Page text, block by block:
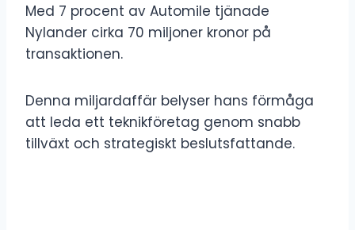
Med 7 procent av Automile tjänade
Nylander cirka 70 miljoner kronor på
transaktionen.
Denna miljardaffär belyser hans förmåga
att leda ett teknikföretag genom snabb
tillväxt och strategiskt beslutsfattande.